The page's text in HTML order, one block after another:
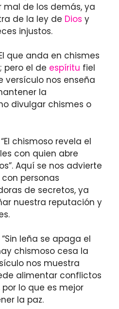
de los demás, ya
de la ley de Dios y
injustos.
que anda en chismes
pero el de espíritu fiel
versículo nos enseña
la
divulgar chismes o
“El chismoso revela el
con quien abre
Aquí se nos advierte
personas
de secretos, ya
nuestra reputación y
“Sin leña se apaga el
chismoso cesa la
nos muestra
alimentar conflictos
lo que es mejor
la paz.